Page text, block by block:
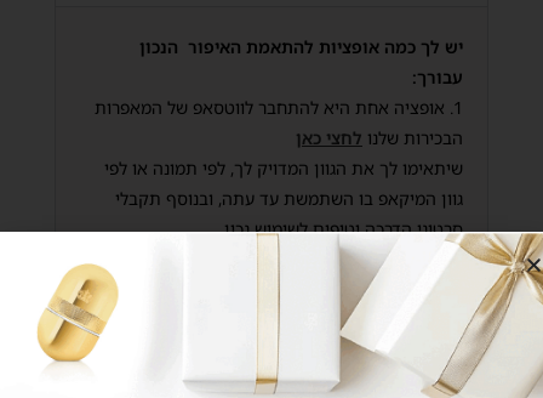
יש לך כמה אופציות להתאמת האיפור הנכון
עבורך:
1. אופציה אחת היא להתחבר לווטסאפ של המאפרות
הבכירות שלנו לחצי כאן
שיתאימו לך את הגוון המדויק לך, לפי תמונה או לפי
גוון המיקאפ בו השתמשת עד עתה, ובנוסף תקבלי
סרטוני הדרכה וטיפים לשימוש נכון.
*ממליצות לך להכין מראש את גוון המייקאפ שבו את
משתמשת ביום יום לצורך הקבלה.
2. אופציה נוספת היא לגשת לנקודת המכירה הקרובה
לאזור מגורייך לחצי כאן לסניפים
לשבת עם אחת המאפרות בסניף ולקבל התאמה